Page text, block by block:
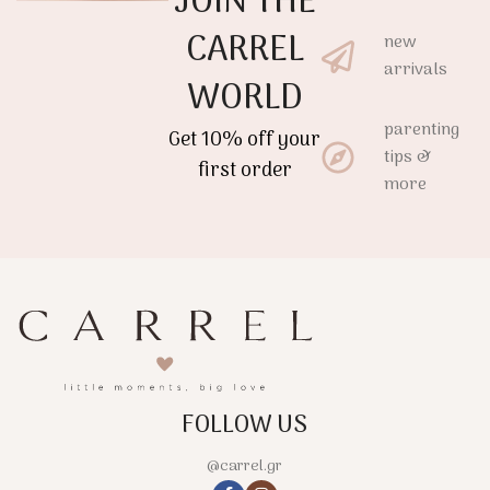
διακριτικό κέντημα χαρίζει
μία κομψή premium
αισθητική.
CARREL
WORLD
Get 10% off your
first order
new
arrivals
parenting
tips &
more
FOLLOW US
@carrel.gr